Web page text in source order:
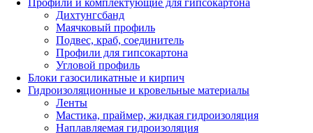
Дихтунгсбанд
Маячковый профиль
Подвес, краб, соединитель
Профили для гипсокартона
Угловой профиль
Блоки газосиликатные и кирпич
Гидроизоляционные и кровельные материалы
Ленты
Мастика, праймер, жидкая гидроизоляция
Наплавляемая гидроизоляция